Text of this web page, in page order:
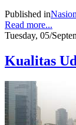
Published in
Read more...
Tuesday, 05/
Kualitas